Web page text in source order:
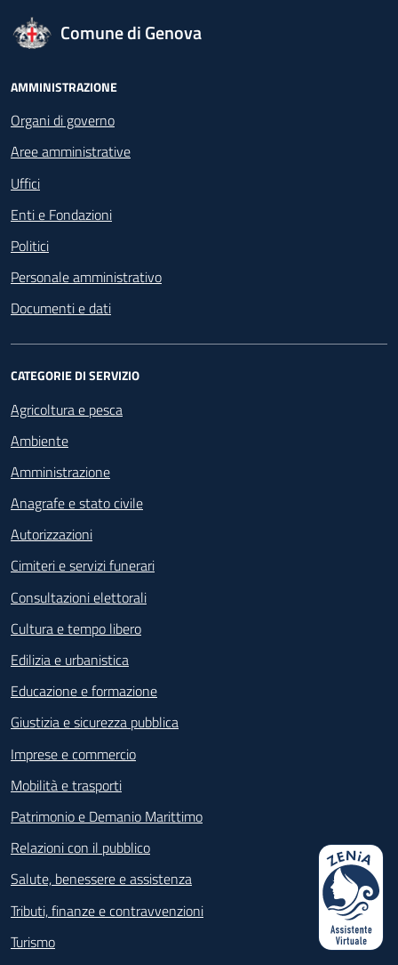
logo Unione Europea
Comune di Genova
Footer - Navigazione
AMMINISTRAZIONE
Organi di governo
Aree amministrative
Uffici
Enti e Fondazioni
Politici
Personale amministrativo
Documenti e dati
CATEGORIE DI SERVIZIO
Agricoltura e pesca
Ambiente
Amministrazione
Anagrafe e stato civile
Autorizzazioni
Cimiteri e servizi funerari
Consultazioni elettorali
Cultura e tempo libero
Edilizia e urbanistica
Educazione e formazione
Giustizia e sicurezza pubblica
Imprese e commercio
Mobilità e trasporti
Patrimonio e Demanio Marittimo
Relazioni con il pubblico
Salute, benessere e assistenza
Tributi, finanze e contravvenzioni
Turismo